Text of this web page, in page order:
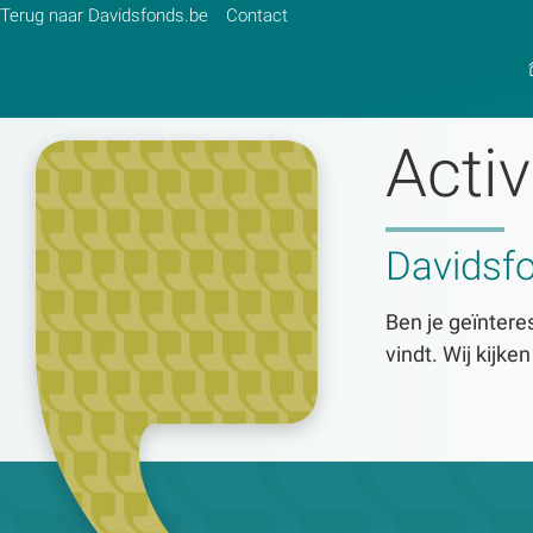
Terug naar Davidsfonds.be Contact
Ben je
vindt. Wij
Zoek: